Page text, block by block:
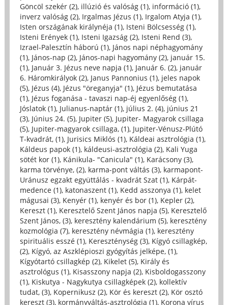
Göncöl szekér (2), illúzió és valóság (1), információ (1),
inverz valóság (2), Irgalmas Jézus (1), Irgalom Atyja (1),
Isten országának királynéja (1), Isteni Bölcsesség (1),
Isteni Erények (1), Isteni Igazság (2), Isteni Rend (3),
Izrael-Palesztín háború (1), János napi néphagyomány
(1), János-nap (2), János-napi hagyomány (2), január 15.
(1), Január 3. Jézus neve napja (1), Január 6. (2), január
6. Háromkirályok (2), Janus Pannonius (1), jeles napok
(5), Jézus (4), Jézus "öreganyja" (1), Jézus bemutatása
(1), Jézus foganása - tavaszi nap-éj egyenlőség (1),
Jóslatok (1), Julianus-naptár (1), július 2. (4), június 21
(3), Június 24. (5), Jupiter (5), Jupiter- Magyarok csillaga
(5), Jupiter-magyarok csillaga, (1), Jupiter-Vénusz-Plútó
T-kvadrát, (1), Jurisics Miklós (1), Káldeai asztrológia (1),
Káldeus papok (1), káldeusi-asztrológia (2), Kali Yuga
sötét kor (1), Kánikula- "Canicula" (1), Karácsony (3),
karma törvénye, (2), karma-pont váltás (3), karmapont-
Uránusz egzakt együttálás - kvadrát Szat (1), Kárpát-
medence (1), katonaszent (1), Kedd asszonya (1), kelet
mágusai (3), Kenyér (1), kenyér és bor (1), Kepler (2),
Kereszt (1), Keresztelő Szent János napja (5), Keresztelő
Szent János, (3), keresztény kalendárium (5), keresztény
kozmológia (7), keresztény névmágia (1), keresztény
spirituális esszé (1), Kereszténység (3), Kígyó csillagkép,
(2), Kígyó, az Aszklépioszi gyógyítás jelképe, (1),
Kígyótartó csillagkép (2), Kikelet (5), Király és
asztrológus (1), Kisasszony napja (2), Kisboldogasszony
(1), Kiskutya - Nagykutya csillagképek (2), kollektív
tudat, (3), Kopernikusz (2), Kör és kereszt (2), Kör osztó
kereszt (3), kormányváltás-asztrológia (1), Korona vírus